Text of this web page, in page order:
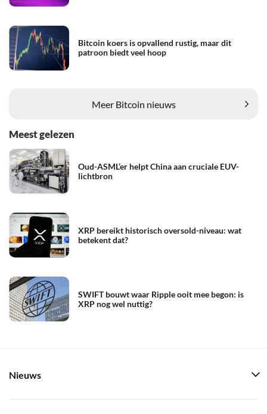
Bitcoin koers is opvallend rustig, maar dit
patroon biedt veel hoop
Meer Bitcoin nieuws
Meest gelezen
Oud-ASML’er helpt China aan cruciale EUV-
lichtbron
XRP bereikt historisch oversold-niveau: wat
betekent dat?
SWIFT bouwt waar Ripple ooit mee begon: is
XRP nog wel nuttig?
Nieuws